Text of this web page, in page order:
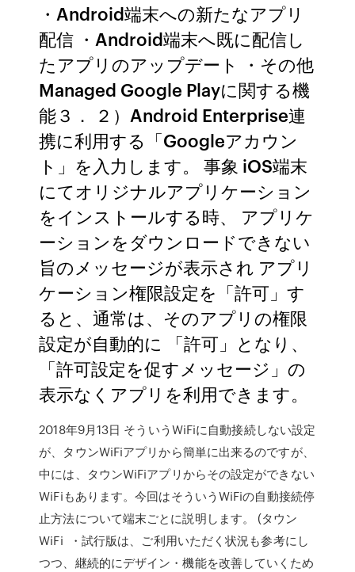
・Android端末への新たなアプリ
配信 ・Android端末へ既に配信し
たアプリのアップデート ・その他
Managed Google Playに関する機
能３． ２）Android Enterprise連
携に利用する「Googleアカウン
ト」を入力します。 事象 iOS端末
にてオリジナルアプリケーション
をインストールする時、 アプリケ
ーションをダウンロードできない
旨のメッセージが表示され アプリ
ケーション権限設定を「許可」す
ると、通常は、そのアプリの権限
設定が自動的に 「許可」となり、
「許可設定を促すメッセージ」の
表示なくアプリを利用できます。
2018年9月13日 そういうWiFiに自動接続しない設定
が、タウンWiFiアプリから簡単に出来るのですが、
中には、タウンWiFiアプリからその設定ができない
WiFiもあります。今回はそういうWiFiの自動接続停
止方法について端末ごとに説明します。 (タウン
WiFi ・試行版は、ご利用いただく状況も参考にし
つつ、継続的にデザイン・機能を改善していくため